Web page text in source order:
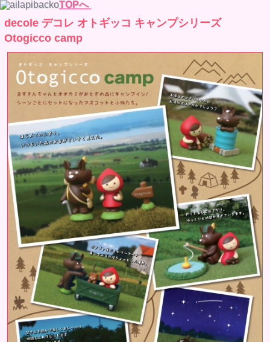
TOPへ
decole デコレ オトギッコ キャンプシリーズ
Otogicco camp